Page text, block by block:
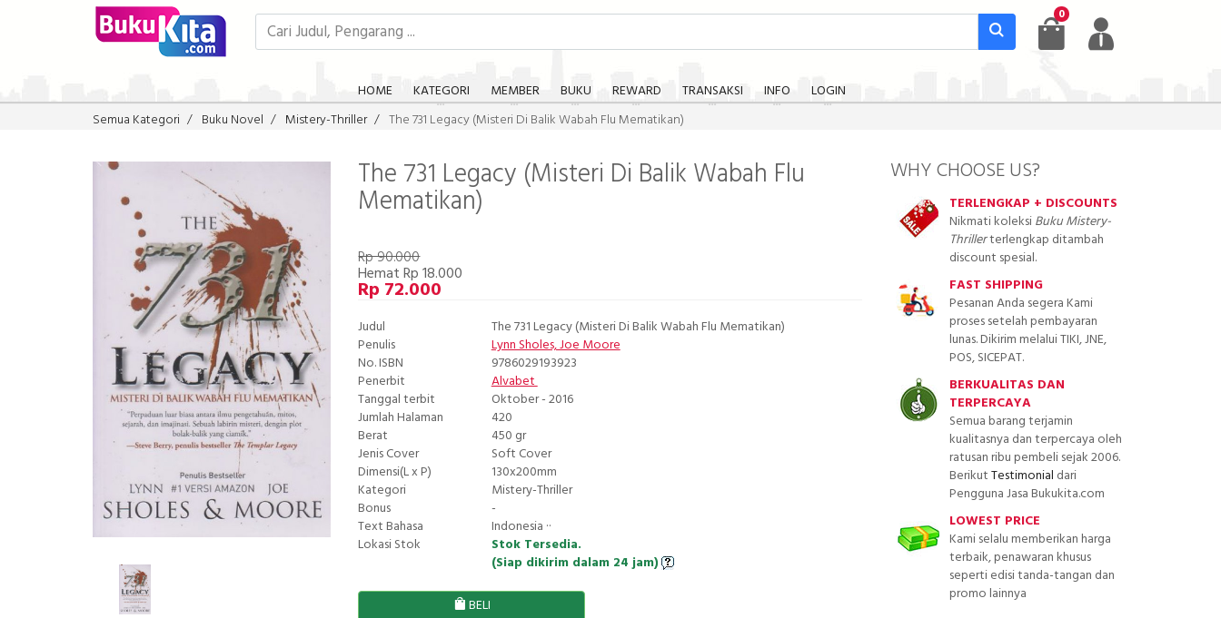
0
HOME KATEGORI MEMBER BUKU REWARD TRANSAKSI INFO
LOGIN
Semua Kategori
Buku Novel Mistery-Thriller The 731 Legacy (Misteri Di Balik Wabah Flu Mematikan)
The 731 Legacy (Misteri Di Balik Wabah Flu
Mematikan)
Rp 90.000
Hemat Rp 18.000
Rp 72.000
Judul
The 731 Legacy (Misteri Di Balik Wabah Flu Mematikan)
Penulis
Lynn Sholes, Joe Moore
No. ISBN
9786029193923
Penerbit
Alvabet
Tanggal terbit
Oktober - 2016
Jumlah Halaman
420
Berat
450 gr
Jenis Cover
Soft Cover
Dimensi(L x P)
130x200mm
Kategori
Mistery-Thriller
Bonus
-
Text Bahasa
Indonesia ··
Lokasi Stok
Stok Tersedia.
(Siap dikirim dalam 24 jam)
BELI
WHY CHOOSE US?
TERLENGKAP + DISCOUNTS
Nikmati koleksiBuku Mistery-
Thrillerterlengkap ditambah
discount spesial.
FAST SHIPPING
Pesanan Anda segera Kami
proses setelah pembayaran
lunas. Dikirim melalui TIKI, JNE,
POS, SICEPAT.
BERKUALITAS DAN
TERPERCAYA
Semua barang terjamin
kualitasnya dan terpercaya oleh
ratusan ribu pembeli sejak 2006.
BerikutTestimonial dari
Pengguna Jasa Bukukita.com
LOWEST PRICE
Kami selalu memberikan harga
terbaik, penawaran khusus
seperti edisi tanda-tangan dan
promo lainnya